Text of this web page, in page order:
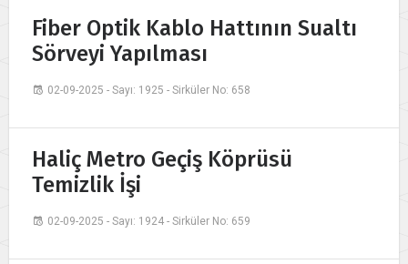
Fiber Optik Kablo Hattının Sualtı
Sörveyi Yapılması
02-09-2025 - Sayı: 1925 - Sirküler No: 658
Haliç Metro Geçiş Köprüsü
Temizlik İşi
02-09-2025 - Sayı: 1924 - Sirküler No: 659